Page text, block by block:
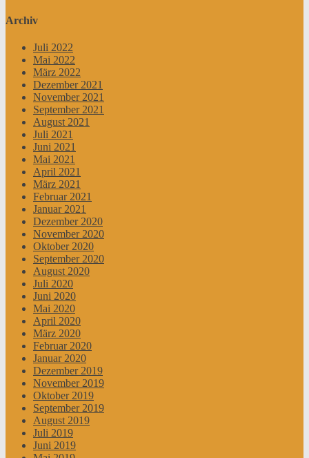
Archiv
Juli 2022
Mai 2022
März 2022
Dezember 2021
November 2021
September 2021
August 2021
Juli 2021
Juni 2021
Mai 2021
April 2021
März 2021
Februar 2021
Januar 2021
Dezember 2020
November 2020
Oktober 2020
September 2020
August 2020
Juli 2020
Juni 2020
Mai 2020
April 2020
März 2020
Februar 2020
Januar 2020
Dezember 2019
November 2019
Oktober 2019
September 2019
August 2019
Juli 2019
Juni 2019